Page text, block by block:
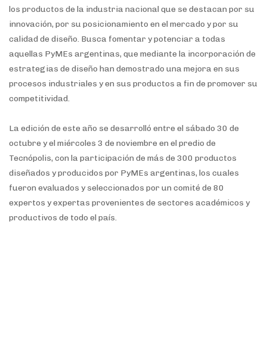
los productos de la industria nacional que se destacan por su
innovación, por su posicionamiento en el mercado y por su
calidad de diseño. Busca fomentar y potenciar a todas
aquellas PyMEs argentinas, que mediante la incorporación de
estrategias de diseño han demostrado una mejora en sus
procesos industriales y en sus productos a fin de promover su
competitividad.
La edición de este año se desarrolló entre el sábado 30 de
octubre y el miércoles 3 de noviembre en el predio de
Tecnópolis, con la participación de más de 300 productos
diseñados y producidos por PyMEs argentinas, los cuales
fueron evaluados y seleccionados por un comité de 80
expertos y expertas provenientes de sectores académicos y
productivos de todo el país.